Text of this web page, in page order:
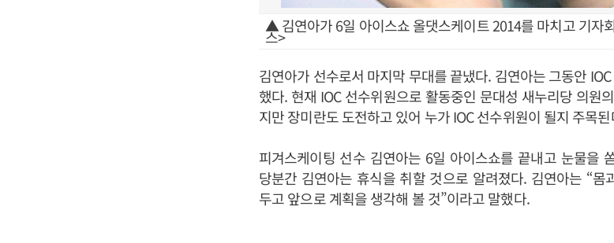
▲ 김연아가 6일 아이스쇼 올댓스케이트 2014를 마치고 기자
스>
김연아가 선수로서 마지막 무대를 끝냈다. 김연아는 그동안
했다. 현재 IOC 선수위원으로 활동중인 문대성 새누리당 의원
지만 장미란도 도전하고 있어 누가 IOC 선수위원이 될지 주목
피겨스케이팅 선수 김연아는 6일 아이스쇼를 끝내고 눈물을
당분간 김연아는 휴식을 취할 것으로 알려졌다. 김연아는 “
두고 앞으로 계획을 생각해 볼 것”이라고 말했다.